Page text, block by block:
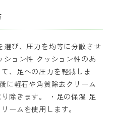
選び、圧力を均等に分散させ
ション性 クッション性のあ
、足への圧力を軽減しま
に軽石や角質除去クリーム
除きます。 ・足の保湿 足
ームを使用します。